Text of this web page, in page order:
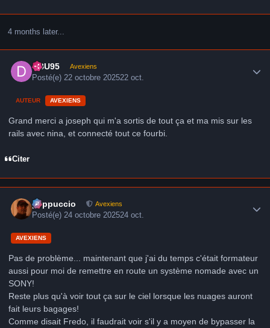
4 months later...
DBU95 Avexiens
Posté(e)22 octobre 202522 oct.
AUTEUR AVEXIENS
Grand merci a joseph qui m'a sortis de tout ça et ma mis sur les
rails avec nina, et connecté tout ce fourbi.
Citer
peppuccio Avexiens
Posté(e) 24 octobre 202524 oct.
AVEXIENS
Pas de problème... maintenant que j'ai du temps c'était formateur
aussi pour moi de remettre en route un système nomade avec un
SONY!
Reste plus qu'à voir tout ça sur le ciel lorsque les nuages auront
fait leurs bagages!
Comme disait Fredo, il faudrait voir s'il y a moyen de bypasser la